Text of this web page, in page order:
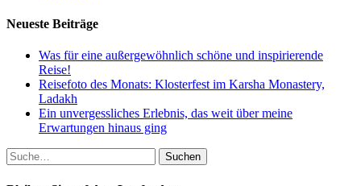
Neueste Beiträge
Was für eine außergewöhnlich schöne und inspirierende
Reise!
Reisefoto des Monats: Klosterfest im Karsha Monastery,
Ladakh
Ein unvergessliches Erlebnis, das weit über meine
Erwartungen hinaus ging
Suche
nach: